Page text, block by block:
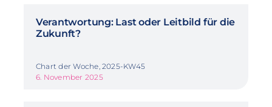
Verantwortung: Last oder Leitbild für die
Zukunft?
Chart der Woche, 2025-KW45
6. November 2025